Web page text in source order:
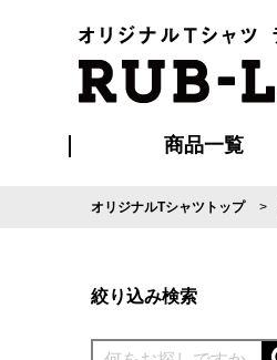
商品一覧
オリジナルTシャツトップ
絞り込み検索